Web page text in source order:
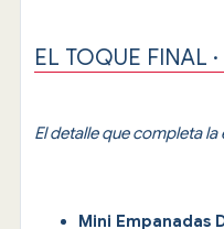
EL TOQUE FINAL
El detalle que completa la
Mini Empanadas